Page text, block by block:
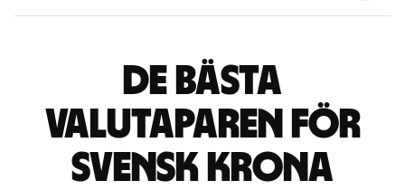
De bästa
valutaparen för
svensk krona